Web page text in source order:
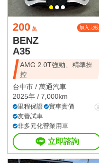
200 萬 加入比較
BENZ
A35
AMG 2.0T強勁、精準操
控
台中市 / 萬通汽車
2025年 / 7,000km
里程保證
實車實價
友善試車
非多元化營業用車
立即諮詢